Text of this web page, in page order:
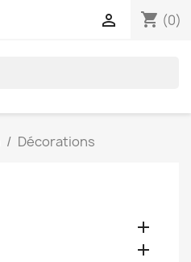
shopping_cart (0)

Décorations

